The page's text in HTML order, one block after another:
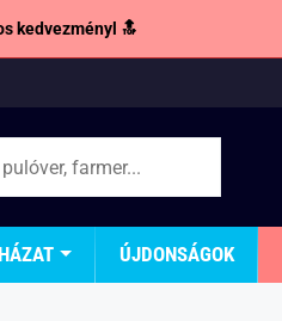
kedvezményl 🔝
ÚJDONSÁGOK